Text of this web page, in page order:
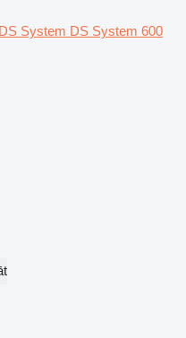
System DS System 600